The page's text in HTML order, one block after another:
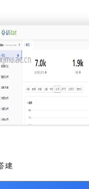
建